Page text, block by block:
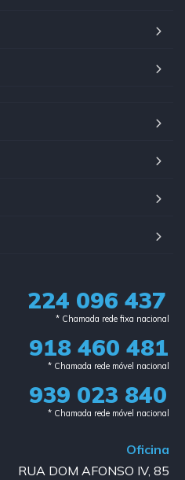
224 096 437
* Chamada rede fixa nacional​
918 460 481
* Chamada rede móvel nacional
939 023 840​
* Chamada rede móvel nacional
Oficina
RUA DOM AFONSO IV, 85